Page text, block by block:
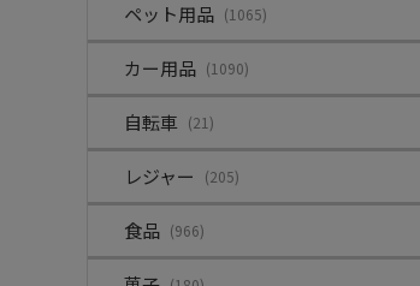
ペット用品 (1065)
カー用品 (1090)
自転車 (21)
レジャー (205)
食品 (966)